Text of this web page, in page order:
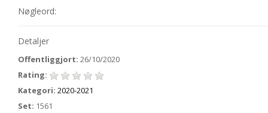
Nøgleord:
Detaljer
Offentliggjort: 26/10/2020
Rating:
Kategori: 2020-2021
Set: 1561